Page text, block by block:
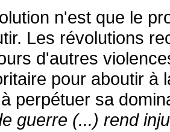
n'est que le
Les révolutions
d'autres
pour aboutir à
perpétuer sa
guerre (...) rend